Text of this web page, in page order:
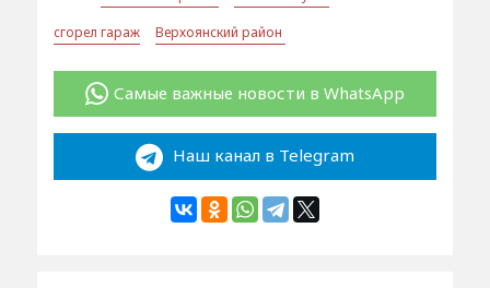
сгорел гараж
Верхоянский район
Самые важные новости в WhatsApp
Наш канал в Telegram